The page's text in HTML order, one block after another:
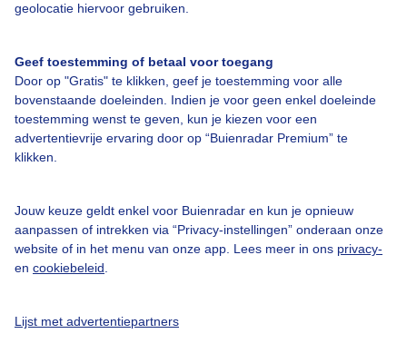
geolocatie hiervoor gebruiken.
Geef toestemming of betaal voor toegang
Door op "Gratis" te klikken, geef je toestemming voor alle
bovenstaande doeleinden. Indien je voor geen enkel doeleinde
toestemming wenst te geven, kun je kiezen voor een
advertentievrije ervaring door op “Buienradar Premium” te
klikken.
Jouw keuze geldt enkel voor Buienradar en kun je opnieuw
aanpassen of intrekken via “Privacy-instellingen” onderaan onze
website of in het menu van onze app. Lees meer in ons privacy-
en cookiebeleid
Lijst met advertentiepartners
Veelgestelde vragen
Toegankelijkheid
Gebruikersvoorwaarden
Adverteren
Cookie beleid
Privacy instellingen